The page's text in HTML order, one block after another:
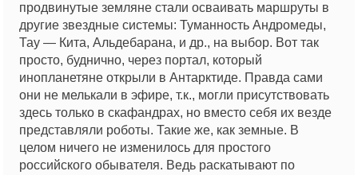
продвинутые земляне стали осваивать маршруты в
другие звездные системы: Туманность Андромеды,
Тау — Кита, Альдебарана, и др., на выбор. Вот так
просто, буднично, через портал, который
инопланетяне открыли в Антарктиде. Правда сами
они не мелькали в эфире, т.к., могли присутствовать
здесь только в скафандрах, но вместо себя их везде
представляли роботы. Такие же, как земные. В
целом ничего не изменилось для простого
российского обывателя. Ведь раскатывают по